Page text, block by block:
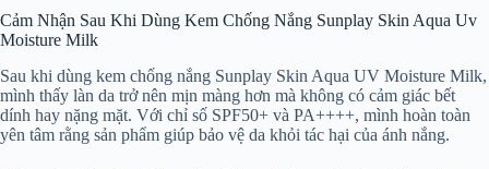
Cảm Nhận Sau Khi Dùng Kem Chống Nắng Sunplay Skin Aqua Uv
Moisture Milk
Sau khi dùng kem chống nắng Sunplay Skin Aqua UV Moisture Milk,
mình thấy làn da trở nên mịn màng hơn mà không có cảm giác bết
dính hay nặng mặt. Với chỉ số SPF50+ và PA++++, mình hoàn toàn
yên tâm rằng sản phẩm giúp bảo vệ da khỏi tác hại của ánh nắng.